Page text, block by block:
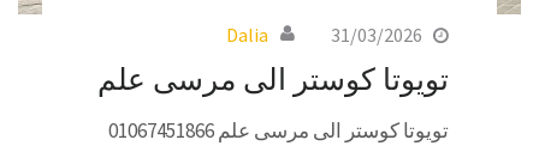
31/03/2026
Dalia
تويوتا كوستر الى مرسى علم
تويوتا كوستر الى مرسى علم 01067451866